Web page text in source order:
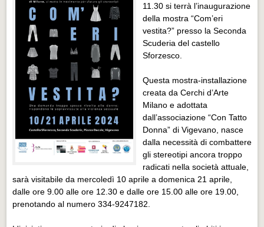
Muoversi a Vigevano
Cultura e turismo 4.0
Cultura e turismo 4.0
PROGETTI
PROGETTI
Progetti Aperti
Progetti Aperti
Progetti Realizzati
EVENTI
EVENTI
11.30 si terrà l’inaugurazione
della mostra “Com’eri
vestita?” presso la Seconda
Scuderia del castello
Sforzesco.
Questa mostra-installazione
creata da Cerchi d’Arte
Milano e adottata
dall’associazione “Con Tatto
Donna” di Vigevano, nasce
dalla necessità di combattere
gli stereotipi ancora troppo
radicati nella società attuale,
sarà visitabile da mercoledì 10 aprile a domenica 21 aprile,
dalle ore 9.00 alle ore 12.30 e dalle ore 15.00 alle ore 19.00,
prenotando al numero 334-9247182.